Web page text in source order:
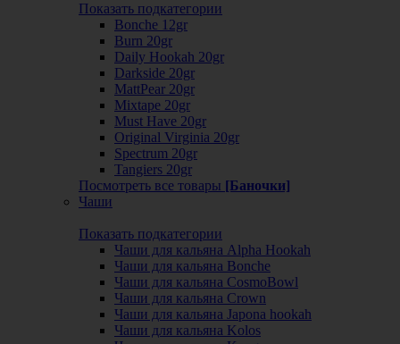
Показать подкатегории
Bonche 12gr
Burn 20gr
Daily Hookah 20gr
Darkside 20gr
MattPear 20gr
Mixtape 20gr
Must Have 20gr
Original Virginia 20gr
Spectrum 20gr
Tangiers 20gr
Посмотреть все товары [Баночки]
Чаши
Показать подкатегории
Чаши для кальяна Alpha Hookah
Чаши для кальяна Bonche
Чаши для кальяна CosmoBowl
Чаши для кальяна Crown
Чаши для кальяна Japona hookah
Чаши для кальяна Kolos